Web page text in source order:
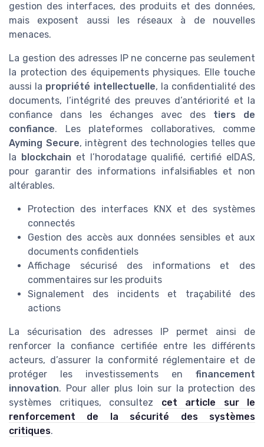
gestion des interfaces, des produits et des données,
mais exposent aussi les réseaux à de nouvelles
menaces.
La gestion des adresses IP ne concerne pas seulement
la protection des équipements physiques. Elle touche
aussi la propriété intellectuelle, la confidentialité des
documents, l’intégrité des preuves d’antériorité et la
confiance dans les échanges avec des tiers de
confiance. Les plateformes collaboratives, comme
Ayming Secure, intègrent des technologies telles que
la
blockchain et l’horodatage qualifié, certifié eIDAS,
pour garantir des informations infalsifiables et non
altérables.
Protection des interfaces KNX et des systèmes
connectés
Gestion des accès aux données sensibles et aux
documents confidentiels
Affichage sécurisé des informations et des
commentaires sur les produits
Signalement des incidents et traçabilité des
actions
La sécurisation des adresses IP permet ainsi de
renforcer la confiance certifiée entre les différents
acteurs, d’assurer la conformité réglementaire et de
protéger les investissements en financement
innovation. Pour aller plus loin sur la protection des
systèmes critiques, consultez cet article sur le
renforcement de la sécurité des systèmes
critiques.